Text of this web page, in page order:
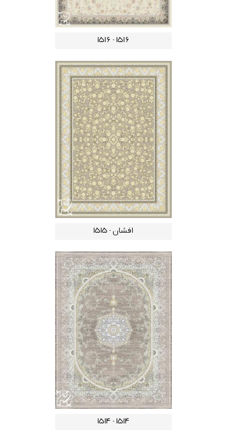
1516 - 1516
افشان - 1515
1514 - 1514